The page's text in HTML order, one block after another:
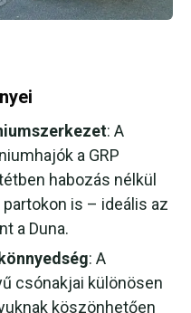
: A
a GRP
habozás nélkül
is – ideális az
a Duna.
: A
csónakjai különösen
köszönhetően